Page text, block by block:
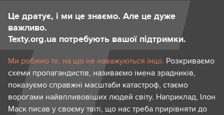
Це дратує, і ми це знаємо. Але це дуже
важливо.
Texty.org.ua потребують вашої підтримки.
Ми робимо те, на що не наважуються інші. Розкриваємо
схеми пропагандистів, називаємо імена зрадників,
показуємо справжні масштаби катастроф, стаємо
ворогами найвпливовіших людей світу. Наприклад, Ілон
Маск писав у своєму твіті, що нас треба прирівняти до